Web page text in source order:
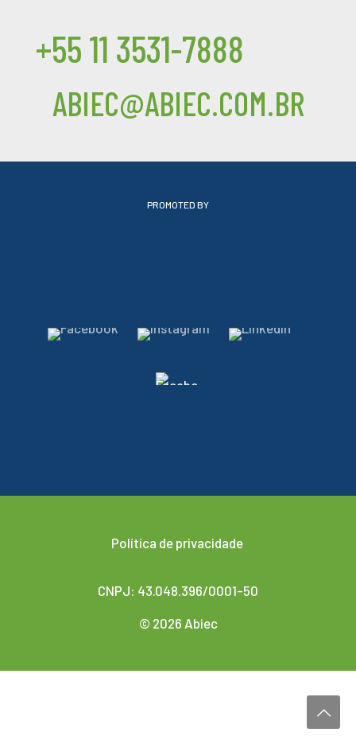
+55 11 3531-7888
ABIEC@ABIEC.COM.BR
PROMOTED BY
Política de privacidade
CNPJ: 43.048.396/0001-50
© 2026 Abiec